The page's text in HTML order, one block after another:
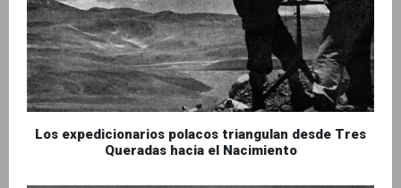
Los expedicionarios polacos triangulan desde Tres
Queradas hacia el Nacimiento